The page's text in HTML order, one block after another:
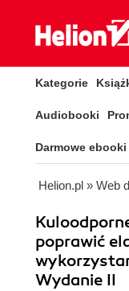
Kategorie
Audiobooki
Darmowe ebooki
Helion.pl » Web
poprawić
Wydanie II